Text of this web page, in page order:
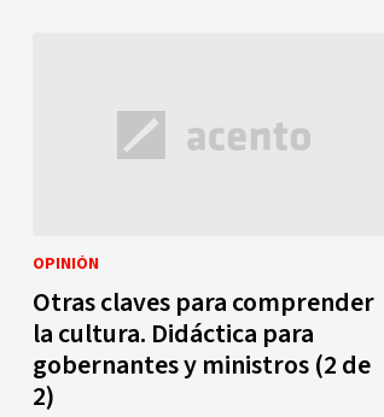
OPINIÓN
Otras claves para comprender
la cultura. Didáctica para
gobernantes y ministros (2 de
2)